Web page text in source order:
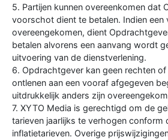
5. Partijen kunnen overeenkomen dat
voorschot dient te betalen. Indien een
overeengekomen, dient
betalen alvorens een aanvang wordt
uitvoering van de dienstverlening.
6. Opdrachtgever kan geen rechten
ontlenen aan een vooraf afgegeven
uitdrukkelijk anders zijn
7. XYTO Media is gerechtigd om de
tarieven jaarlijks te verhogen conform
inflatietarieven. Overige